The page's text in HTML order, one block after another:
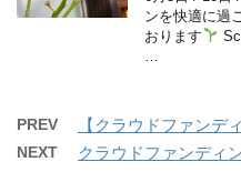
ンを快適に過
おります
PREV 【クラウドファンデ
NEXT クラウドファンディ